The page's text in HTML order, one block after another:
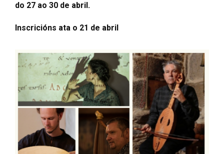
do 27 ao 30 de abril.
Inscricións ata o 21 de abril